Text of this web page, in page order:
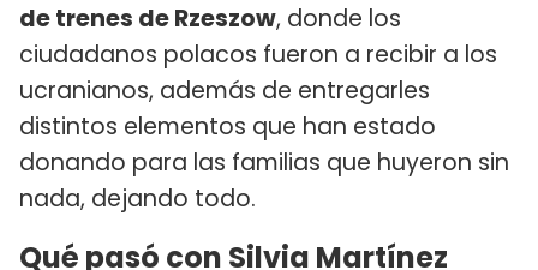
de trenes de Rzeszow, donde los
ciudadanos polacos fueron a recibir a los
ucranianos, además de entregarles
distintos elementos que han estado
donando para las familias que huyeron sin
nada, dejando todo.
Qué pasó con Silvia Martínez